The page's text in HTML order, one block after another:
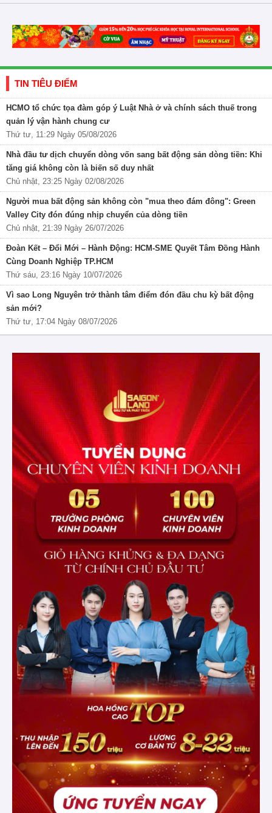
TIN TIÊU ĐIỂM
HCMO tổ chức tọa đàm góp ý Luật Nhà ở và chính sách thuế trong
quản lý vận hành chung cư
Thứ tư, 11:29 Ngày 05/08/2026
Nhà đầu tư dịch chuyển dòng vốn sang bất động sản dòng tiền: Khi
tăng giá không còn là biến số duy nhất
Chủ nhật, 23:25 Ngày 02/08/2026
Người mua bất động sản không còn "mua theo đám đông": Green
Valley City đón đúng nhịp chuyển của dòng tiền
Chủ nhật, 21:39 Ngày 26/07/2026
Đoàn Kết – Đổi Mới – Hành Động: HCM-SME Quyết Tâm Đồng Hành
Cùng Doanh Nghiệp TP.HCM
Thứ sáu, 23:16 Ngày 10/07/2026
Vì sao Long Nguyên trở thành tâm điểm đón đầu chu kỳ bất động
sản mới?
Thứ tư, 17:04 Ngày 08/07/2026